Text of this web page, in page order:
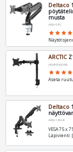
Deltaco
musta
ARM-0351
star star star star
Näytöt
ARCTIC
AEMNT00039A
star star star star
Aseta
Deltaco
ARM-1300-B
VESA 75 x
Läpivienti